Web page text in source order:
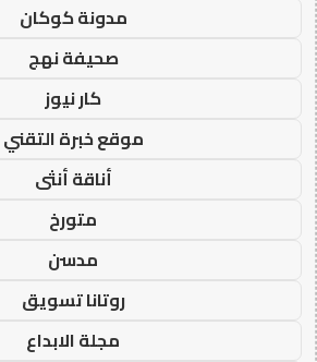
مدونة كوكان
صحيفة نهج
كار نيوز
موقع خبرة التقني
أناقة أنثى
متورخ
مدسن
روتانا تسويق
مجلة الابداع